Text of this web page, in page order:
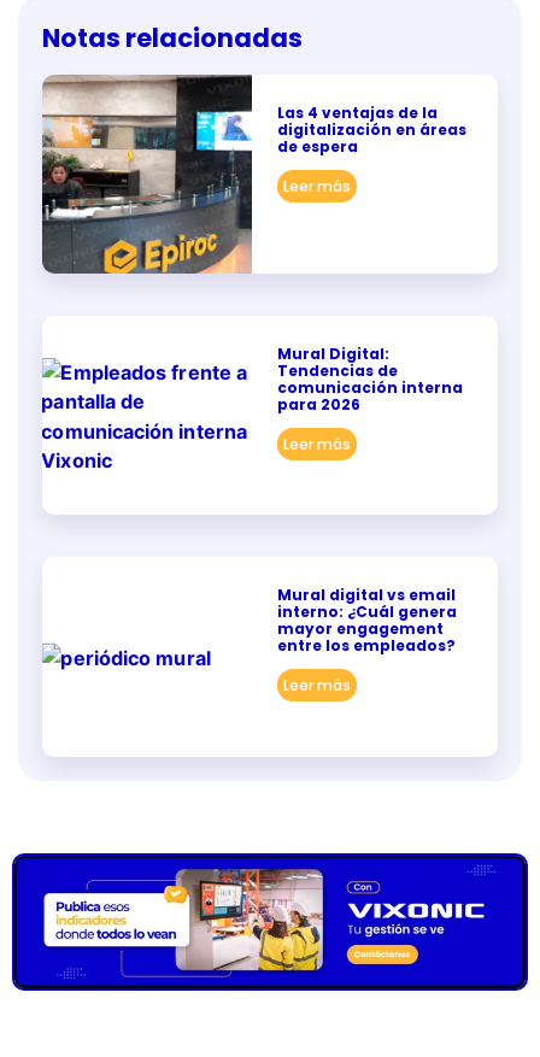
Notas relacionadas
Las 4 ventajas de la
digitalización en áreas
de espera
Leer más
Mural Digital:
Tendencias de
comunicación interna
para 2026
Leer más
Mural digital vs email
interno: ¿Cuál genera
mayor engagement
entre los empleados?
Leer más